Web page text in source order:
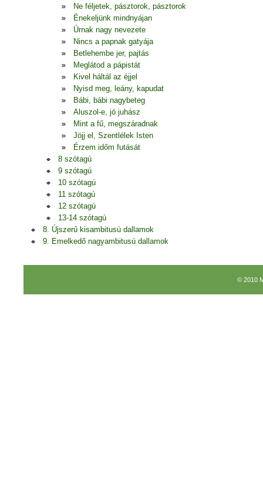
Ne féljetek, pásztorok, pásztorok
Énekeljünk mindnyájan
Úrnak nagy nevezete
Nincs a papnak gatyája
Betlehembe jer, pajtás
Meglátod a pápistát
Kivel háltál az éjjel
Nyisd meg, leány, kapudat
Bábi, bábi nagybeteg
Aluszol-e, jó juhász
Mint a fű, megszáradnak
Jöjj el, Szentlélek Isten
Érzem időm futását
8 szótagú
9 szótagú
10 szótagú
11 szótagú
12 szótagú
13-14 szótagú
8. Újszerű kisambitusú dallamok
9. Emelkedő nagyambitusú dallamok
© 2010